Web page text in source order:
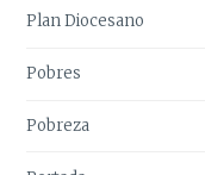
Plan Diocesano
Pobres
Pobreza